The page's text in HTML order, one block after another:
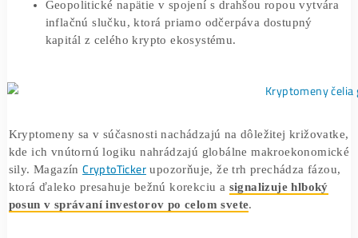
digitálneho zlata, ale reaguje na makroekonomické
tlaky podobne ako technologické akcie.
Geopolitické napätie v spojení s drahšou ropou
Kryptomeny sa v súčasnosti nachádzajú na dôležitej
kde ich vnútornú logiku nahrádzajú globálne